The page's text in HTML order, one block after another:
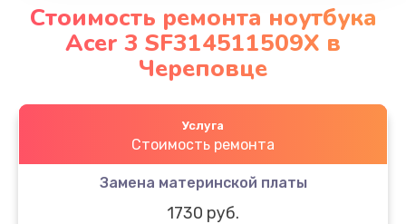
Стоимость ремонта ноутбука
Acer 3 SF314511509X в
Череповце
Услуга
Стоимость ремонта
Замена материнской платы
1730 руб.